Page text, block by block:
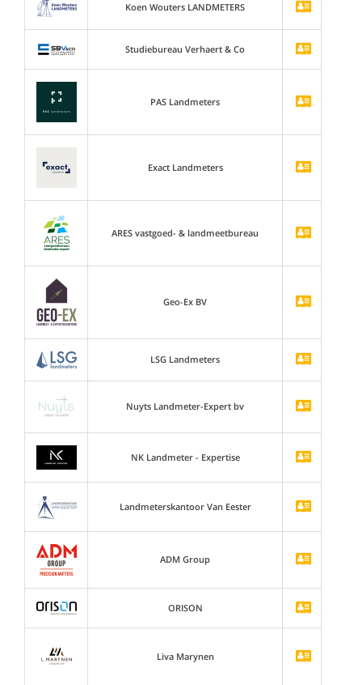
Koen Wouters LANDMETERS
Studiebureau Verhaert & Co
PAS Landmeters
Exact Landmeters
ARES vastgoed- & landmeetbureau
Geo-Ex BV
LSG Landmeters
Nuyts Landmeter-Expert bv
NK Landmeter - Expertise
Landmeterskantoor Van Eester
ADM Group
ORISON
Liva Marynen